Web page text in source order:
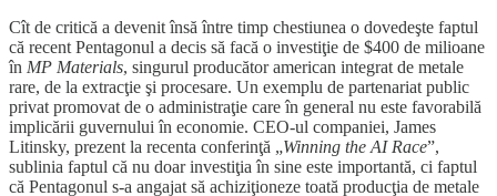
Cît de critică a devenit însă între timp chestiunea o dovedeşte faptul
că recent Pentagonul a decis să facă o investiţie de $400 de milioane
în MP Materials, singurul producător american integrat de metale
rare, de la extracţie şi procesare. Un exemplu de partenariat public
privat promovat de o administraţie care în general nu este favorabilă
implicării guvernului în economie. CEO-ul companiei, James
Litinsky, prezent la recenta conferinţă „Winning the AI Race”,
sublinia faptul că nu doar investiţia în sine este importantă, ci faptul
că Pentagonul s-a angajat să achiziţioneze toată producţia de metale